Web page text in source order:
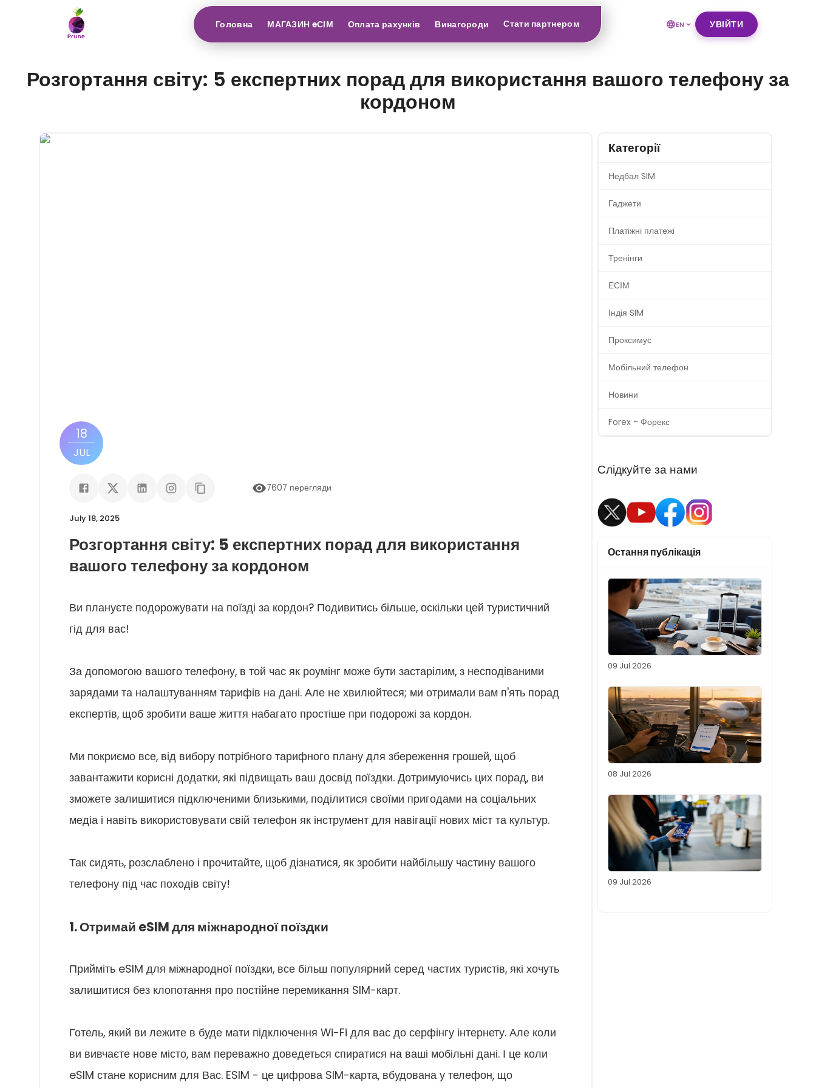
Головна МАГАЗИН eСІМ Оплата рахунків Винагороди Стати партнером EN УВІЙТИ
Розгортання світу: 5 експертних порад для використання вашого телефону за
кордоном
18
JUL
7607 перегляди
July 18, 2025
Розгортання світу: 5 експертних порад для використання
вашого телефону за кордоном
Ви плануєте подорожувати на поїзді за кордон? Подивитись більше, оскільки цей туристичний
гід для вас!
За допомогою вашого телефону, в той час як роумінг може бути застарілим, з несподіваними
зарядами та налаштуванням тарифів на дані. Але не хвилюйтеся; ми отримали вам п'ять порад
експертів, щоб зробити ваше життя набагато простіше при подорожі за кордон.
Ми покриємо все, від вибору потрібного тарифного плану для збереження грошей, щоб
завантажити корисні додатки, які підвищать ваш досвід поїздки. Дотримуючись цих порад, ви
зможете залишитися підключеними близькими, поділитися своїми пригодами на соціальних
медіа і навіть використовувати свій телефон як інструмент для навігації нових міст та культур.
Так сидять, розслаблено і прочитайте, щоб дізнатися, як зробити найбільшу частину вашого
телефону під час походів світу!
1. Отримай eSIM для міжнародної поїздки
Прийміть eSIM для міжнародної поїздки, все більш популярний серед частих туристів, які хочуть
залишитися без клопотання про постійне перемикання SIM-карт.
Готель, який ви лежите в буде мати підключення Wi-Fi для вас до серфінгу інтернету. Але коли
ви вивчаєте нове місто, вам переважно доведеться спиратися на ваші мобільні дані. І це коли
eSIM стане корисним для Вас. ESIM - це цифрова SIM-карта, вбудована у телефон, що
Категорії
Недбал SIM
Гаджети
Платіжні платежі
Тренінги
ЕСІМ
Індія SIM
Проксимус
Мобільний телефон
Новини
Forex - Форекс
Слідкуйте за нами
Остання публікація
09 Jul 2026
08 Jul 2026
09 Jul 2026